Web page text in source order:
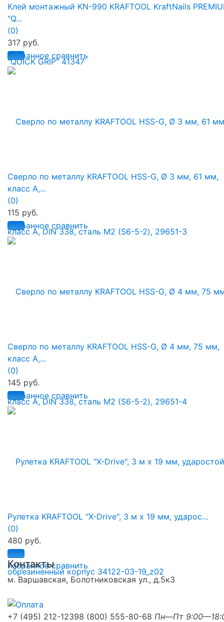
избранное сравнить
Клей монтажный KN-990 KRAFTOOL KraftNails
"Q...
(0)
317 руб.
избранное сравнить
Сверло по металлу KRAFTOOL HSS-G, Ø 3 мм, 61 мм,
класс A,...
(0)
115 руб.
избранное сравнить
Сверло по металлу KRAFTOOL HSS-G, Ø 4 мм, 75 мм,
класс A,...
(0)
145 руб.
избранное сравнить
Рулетка KRAFTOOL "X-Drive", 3 м x 19 мм, ударос...
(0)
480 руб.
Контакты
м. Варшавская, Болотниковская ул., д.5к3
+7 (495) 212-12398 (800) 555-80-68 Пн—Пт